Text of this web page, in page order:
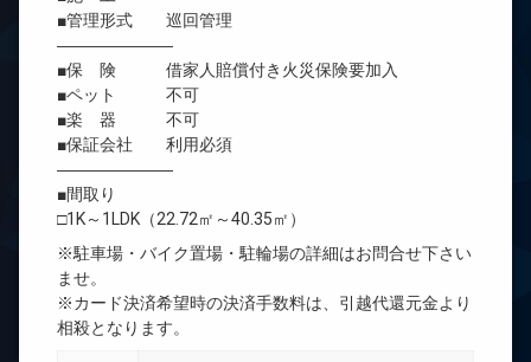
■管理形式 巡回管理
―――――――
■保 険 借家人賠償付き火災保険要加入
■ペット 不可
■楽 器 不可
■保証会社 利用必須
―――――――
■間取り
□1K～1LDK（22.72㎡～40.35㎡）
※駐車場・バイク置場・駐輪場の詳細はお問合せ下さい
ませ。
※カード決済希望時の決済手数料は、引越代還元金より
相殺となります。